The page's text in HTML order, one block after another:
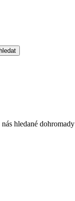
hledané dohromady